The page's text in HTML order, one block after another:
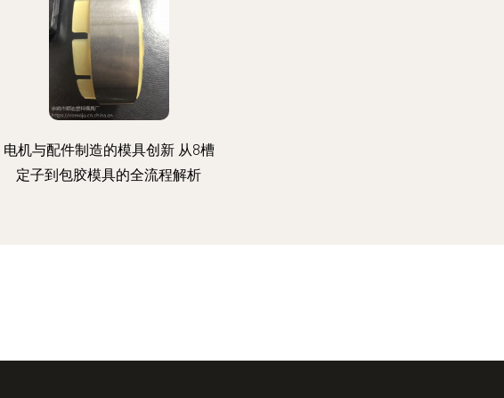
电机与配件制造的模具创新 从8槽
定子到包胶模具的全流程解析